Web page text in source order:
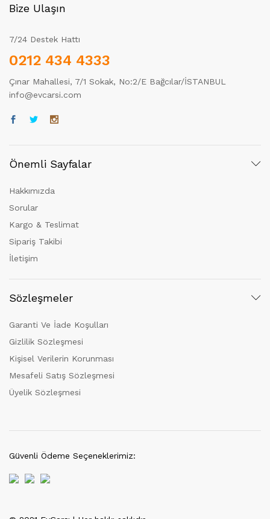
Bize Ulaşın
7/24 Destek Hattı
0212 434 4333
Çınar Mahallesi, 7/1 Sokak, No:2/E Bağcılar/İSTANBUL
info@evcarsi.com
Önemli Sayfalar
Hakkımızda
Sorular
Kargo & Teslimat
Sipariş Takibi
İletişim
Sözleşmeler
Garanti Ve İade Koşulları
Gizlilik Sözleşmesi
Kişisel Verilerin Korunması
Mesafeli Satış Sözleşmesi
Üyelik Sözleşmesi
Güvenli Ödeme Seçeneklerimiz: